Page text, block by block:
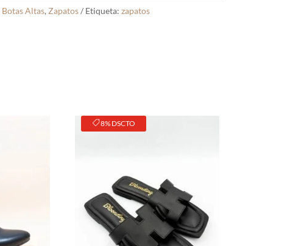
Botas Altas, Zapatos Etiqueta: zapatos
8% DSCTO